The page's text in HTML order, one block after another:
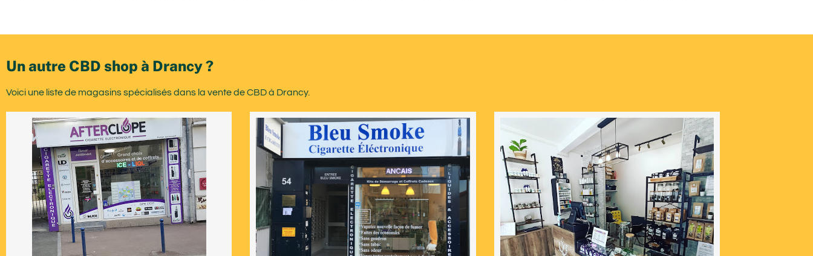
Un autre CBD shop à Drancy ?
Voici une liste de magasins spécialisés dans la vente de CBD à Drancy.